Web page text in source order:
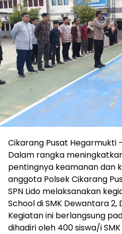
Cikarang Pusat Hegarmukti
Dalam rangka
pentingnya keamanan dan
anggota Polsek Cikarang
SPN Lido melaksanakan
School di SMK Dewantara 2,
Kegiatan ini berlangsung
dihadiri oleh 400 siswa/i